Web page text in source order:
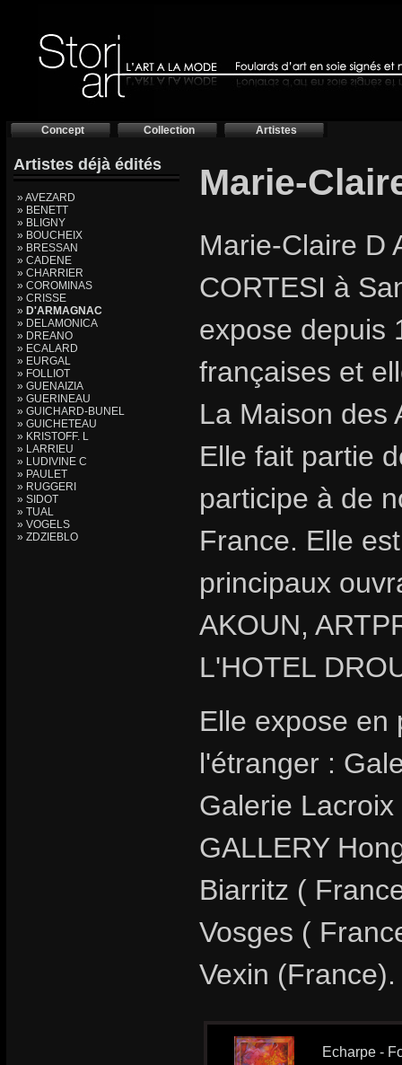
Concept Collection Artistes
Artistes déjà édités
» AVEZARD
» BENETT
» BLIGNY
» BOUCHEIX
» BRESSAN
» CADENE
» CHARRIER
» COROMINAS
» CRISSE
» D'ARMAGNAC
» DELAMONICA
» DREANO
» ECALARD
» EURGAL
» FOLLIOT
» GUENAIZIA
» GUERINEAU
» GUICHARD-BUNEL
» GUICHETEAU
» KRISTOFF. L
» LARRIEU
» LUDIVINE C
» PAULET
» RUGGERI
» SIDOT
» TUAL
» VOGELS
» ZDZIEBLO
Marie-
Marie-Claire D
CORTESI à
expose depuis
françaises et
La Maison des
Elle fait partie
participe à de
France. Elle
principaux
AKOUN,
L'HOTEL
Elle expose en
l'étranger :
Galerie
GALLERY
Biarritz (
Vosges (
Vexin (France).
Echarpe -